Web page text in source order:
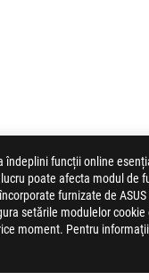
îndeplini funcții online
poate afecta modul de
furnizate de
setările modulelor cookie
moment. Pentru